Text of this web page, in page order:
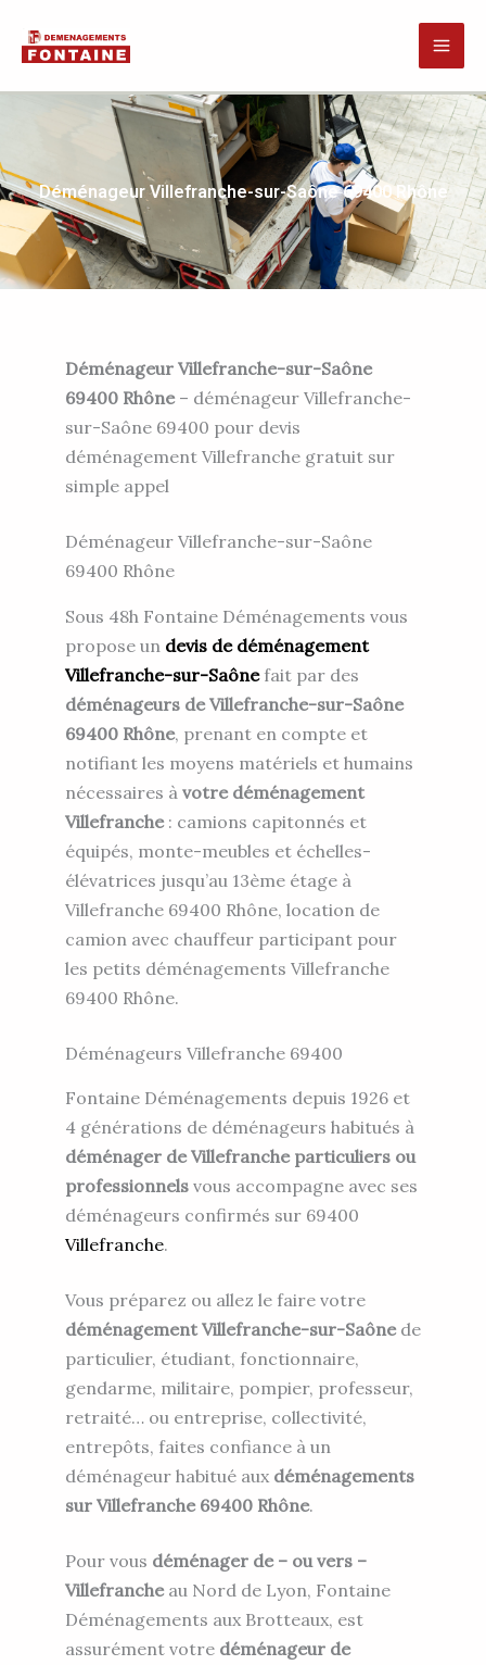
Déménageur Villefranche-sur-Saône 69400 Rhône
Déménageur Villefranche-sur-Saône
69400 Rhône– déménageur Villefranche-
sur-Saône 69400 pour devis
déménagement Villefranche gratuit sur
simple appel
Déménageur Villefranche-sur-Saône
69400 Rhône
Sous 48h Fontaine Déménagements vous
propose un devis de déménagement
Villefranche-sur-Saônefait par des
déménageurs de Villefranche-sur-Saône
69400 Rhône, prenant en compte et
notifiant les moyens matériels et humains
nécessaires à votre déménagement
Villefranche: camions capitonnés et
équipés, monte-meubles et échelles-
élévatrices jusqu’au 13ème étage à
Villefranche 69400 Rhône, location de
camion avec chauffeur participant pour
les petits déménagements Villefranche
69400 Rhône.
Déménageurs Villefranche 69400
Fontaine Déménagements depuis 1926 et
4 générations de déménageurs habitués à
déménager de Villefranche particuliers ou
professionnels vous accompagne avec ses
déménageurs confirmés sur 69400
Villefranche.
Vous préparez ou allez le faire votre
déménagement Villefranche-sur-Saônede
particulier, étudiant, fonctionnaire,
gendarme, militaire, pompier, professeur,
retraité… ou entreprise, collectivité,
entrepôts, faites confiance à un
déménageur habitué aux déménagements
sur Villefranche 69400 Rhône.
Pour vous déménager de – ou vers –
Villefrancheau Nord de Lyon, Fontaine
Déménagements aux Brotteaux, est
assurément votre déménageur de